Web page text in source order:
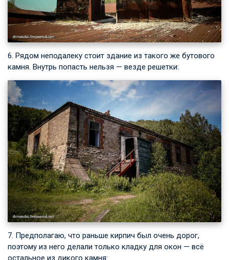
6. Рядом неподалеку стоит здание из такого же бутового
камня. Внутрь попасть нельзя — везде решетки:
7. Предполагаю, что раньше кирпич был очень дорог,
поэтому из него делали только кладку для окон — всё